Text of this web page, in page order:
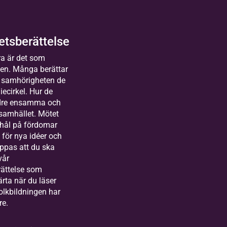
14 tillfällen
och
till Bilda
långt
heart
är det som
Många berättar
de
Hur de
ensamma och
Mötet
på fördomar
nya idéer och
att du ska
som
när du läser
har